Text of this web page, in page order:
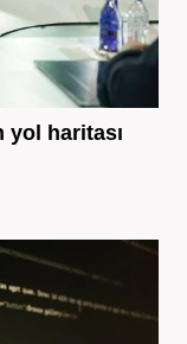
yol haritası